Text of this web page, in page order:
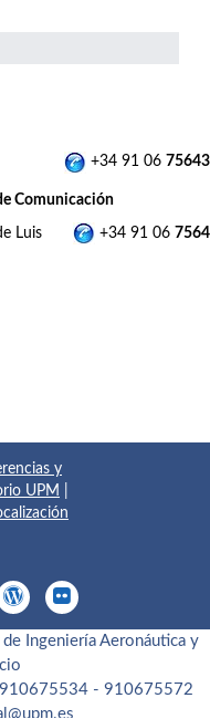
Sáez +34 91 06 75643
Comunicación
de Luis +34 91 06
y
UPM
Ingeniería Aeronáutica y
- 910675572